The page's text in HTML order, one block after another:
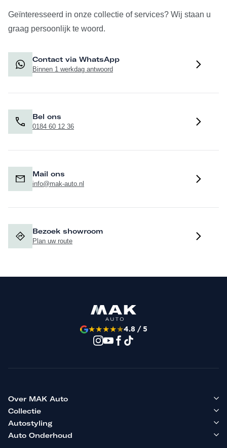
Geïnteresseerd in onze collectie of services? Wij staan u
graag persoonlijk te woord.
Contact via WhatsApp
Binnen 1 werkdag antwoord
Bel ons
0184 60 12 36
Mail ons
info@mak-auto.nl
Bezoek showroom
Plan uw route
★★★★★4.8 / 5
Over MAK Auto
Collectie
Autostyling
Auto Onderhoud